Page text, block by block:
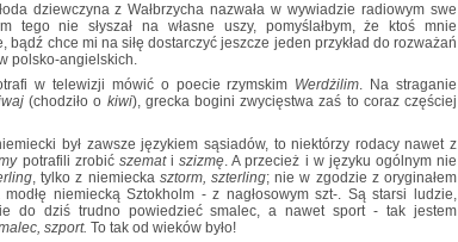
dziewczyna z Wałbrzycha nazwała w wywiadzie radiowym swe
tego nie słyszał na własne uszy, pomyślałbym, że ktoś mnie
bądź chce mi na siłę dostarczyć jeszcze jeden przykład do rozważań
polsko-angielskich.
w telewizji mówić o poecie rzymskim Werdżilim. Na straganie
(chodziło o kiwi), grecka bogini zwycięstwa zaś to coraz częściej
był zawsze językiem sąsiadów, to niektórzy rodacy nawet z
potrafili zrobić szematiszizmę . A przecież i w języku ogólnym nie
, tylko z niemiecka sztorm, szterling; nie w zgodzie z oryginałem
niemiecką Sztokholm - z nagłosowym szt-. Są starsi ludzie,
do dziś trudno powiedzieć smalec, a nawet sport - tak jestem
szport. To tak od wieków było!